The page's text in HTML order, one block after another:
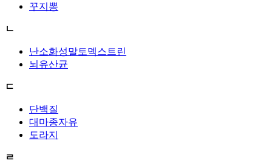
꾸지뽕
ㄴ
난소화성말토덱스트린
뇌유산균
ㄷ
단백질
대마종자유
도라지
ㄹ